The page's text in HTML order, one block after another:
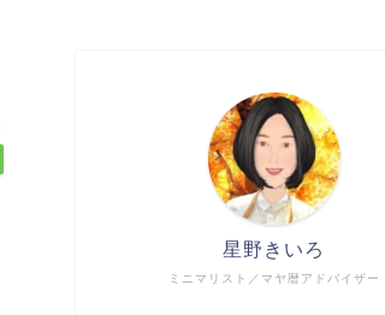
ミニマリスト／マヤ暦アドバイザー
星野きいろ